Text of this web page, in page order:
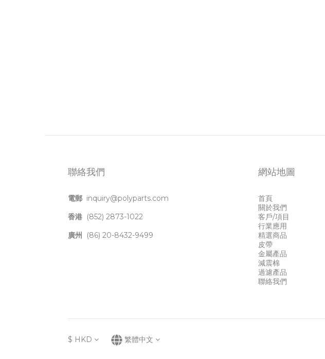
聯絡我們
電郵 inquiry@polyparts.com
香港 (852) 2873-1022
廣州
(86) 20-8432-9499
網站地圖
首頁
關於我們
客戶/項目
行業應用
精選商品
皮帶
金屬產品
減震棉
過濾產品
聯絡我們
$ HKD 繁體中文